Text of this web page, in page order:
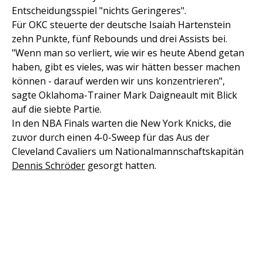
Entscheidungsspiel "nichts Geringeres".
Für OKC steuerte der deutsche Isaiah Hartenstein
zehn Punkte, fünf Rebounds und drei Assists bei.
"Wenn man so verliert, wie wir es heute Abend getan
haben, gibt es vieles, was wir hätten besser machen
können - darauf werden wir uns konzentrieren",
sagte Oklahoma-Trainer Mark Daigneault mit Blick
auf die siebte Partie.
In den NBA Finals warten die New York Knicks, die
zuvor durch einen 4-0-Sweep für das Aus der
Cleveland Cavaliers um Nationalmannschaftskapitän
Dennis Schröder gesorgt hatten.